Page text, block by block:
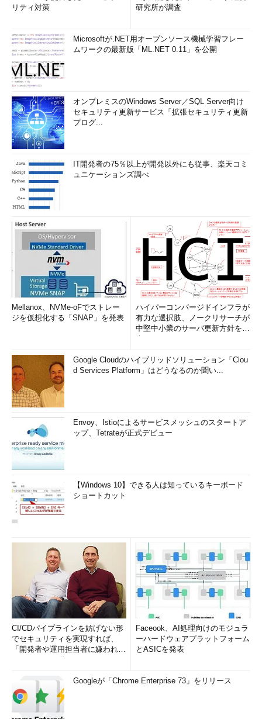
リティ対策
研究所が調査
Microsoftが.NET用オープンソース機械学習フレー
ムワークの最新版「ML.NET 0.11」を公開
オンプレミスのWindows Server／SQL Server向け
セキュリティ更新サービス「拡張セキュリティ更新
プログ...
IT開発者の75％以上が開発以外にも従事、楽天コミ
ュニケーションズ調べ
Mellanox、NVMe-oFでストレー
ジを仮想化する「SNAP」を発表
ハイパーコンバージドインフラが
有力な選択肢、ノークリサーチが
中堅中小業のサーバ更新方針を調
Google Cloudのハイブリッドソリューション「Clou
d Services Platform」はどうなるのか聞い...
Envoy、Istioによるサービスメッシュのスタートア
ップ、Tetrateが正式デビュー
【Windows 10】できる人は知っているキーボード
ショートカット
CI/CDパイプラインを妨げない形
でセキュリティを実現すれば、
「開発者や運用担当者に嫌われな
Faceook、AI処理向けのモジュラ
ーハードウェアプラットフォーム
とASICを発表
Googleが「Chrome Enterprise 73」をリリース